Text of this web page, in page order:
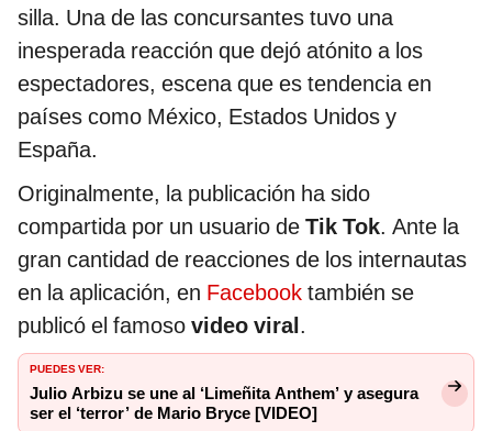
silla. Una de las concursantes tuvo una
inesperada reacción que dejó atónito a los
espectadores, escena que es tendencia en
países como México, Estados Unidos y
España.
Originalmente, la publicación ha sido
compartida por un usuario de Tik Tok. Ante la
gran cantidad de reacciones de los internautas
en la aplicación, en Facebook también se
publicó el famoso video viral.
PUEDES VER:
Julio Arbizu se une al ‘Limeñita Anthem’ y asegura
ser el ‘terror’ de Mario Bryce [VIDEO]